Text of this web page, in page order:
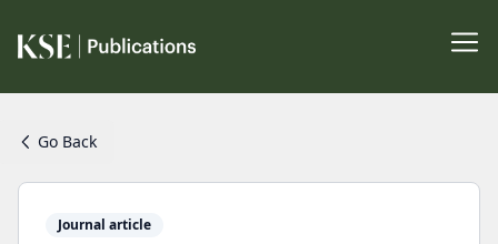
Go Back
Journal article